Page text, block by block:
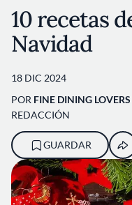
10 recetas
Navidad
18 DIC 2024
POR FINE DINING LOVERS
REDACCIÓN
GUARDAR